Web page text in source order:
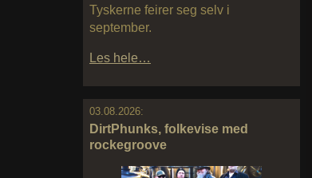
Tyskerne feirer seg selv i
september.
Les hele…
03.08.2026:
DirtPhunks, folkevise med
rockegroove